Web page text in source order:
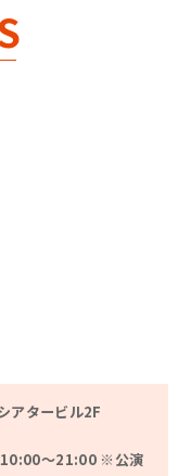
アタービル2F
10:00～21:00 ※公演